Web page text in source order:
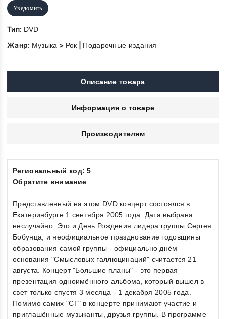
Уведомить
Тип: DVD
Жанр: Музыка > Рок Подарочные издания
Описание товара
Информация о товаре
Производителям
Региональный код: 5
Обратите внимание
Представленный на этом DVD концерт состоялся в
Екатеринбурге 1 сентября 2005 года. Дата выбрана
неслучайно. Это и День Рождения лидера группы Сергея
Бобунца, и неофициальное празднование годовщины
образования самой группы - официально днём
основания "Смысловых галлюцинаций" считается 21
августа. Концерт "Большие планы" - это первая
презентация одноимённого альбома, который вышел в
свет только спустя 3 месяца - 1 декабря 2005 года.
Помимо самих "СГ" в концерте принимают участие и
приглашённые музыканты, друзья группы. В программе